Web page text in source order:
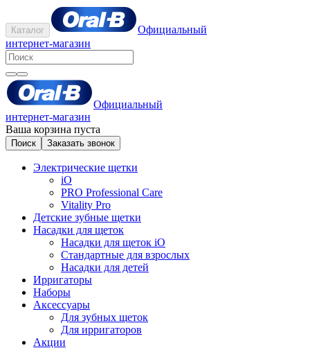
Каталог
Официальный
интернет-магазин
Официальный
интернет-магазин
Ваша корзина пуста
Поиск Заказать звонок
Электрические щетки
iO
PRO Professional Care
Vitality Pro
Детские зубные щетки
Насадки для щеток
Насадки для щеток iO
Стандартные для взрослых
Насадки для детей
Ирригаторы
Наборы
Аксессуары
Для зубных щеток
Для ирригаторов
Акции